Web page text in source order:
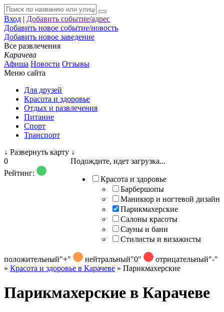
Вход | Добавить событие/адрес
Добавить новое событие/новость
Добавить новое заведение
Все развлечения
Карачева
Афиша Новости Отзывы
Меню сайта
Для друзей
Красота и здоровье
Отдых и развлечения
Питание
Спорт
Транспорт
↓ Развернуть карту ↓
Подождите, идет загрузка...
Красота и здоровье
Барбершопы
Маникюр и ногтевой дизайн
Парикмахерские
Салоны красоты
Сауны и бани
Стилисты и визажисты
0
Рейтинг:
положительный"+" нейтральный"0" отрицательный"-"
» Красота и здоровье в Карачеве » Парикмахерские
Парикмахерские в Карачеве